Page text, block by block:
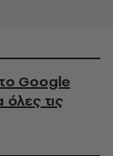
Google
τις